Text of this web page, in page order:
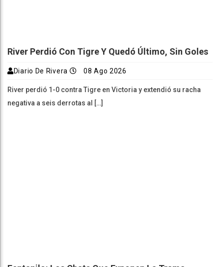
River Perdió Con Tigre Y Quedó Último, Sin Goles
Diario De Rivera 08 Ago 2026
River perdió 1-0 contra Tigre en Victoria y extendió su racha
negativa a seis derrotas al […]